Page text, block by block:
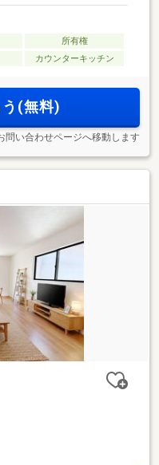
所有権
カウンターキッチン
(無料)
問い合わせページへ移動します